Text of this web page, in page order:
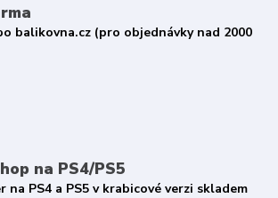
balikovna.cz (pro objednávky nad 2000
na PS4/PS5
na PS4 a PS5 v krabicové verzi skladem